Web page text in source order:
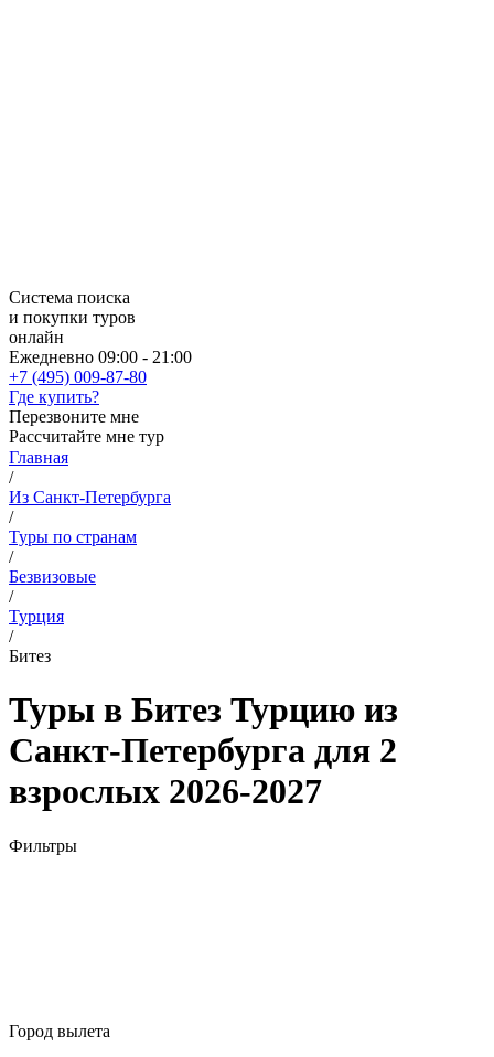
Система поиска
и покупки туров
онлайн
Ежедневно 09:00 - 21:00
+7 (495) 009-87-80
Где купить?
Перезвоните мне
Рассчитайте мне тур
Главная
/
Из Санкт-Петербурга
/
Туры по странам
/
Безвизовые
/
Турция
/
Битез
Туры в Битез Турцию из
Санкт-Петербурга для 2
взрослых 2026-2027
Фильтры
Город вылета